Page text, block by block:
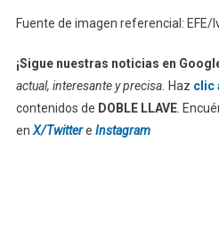
Fuente de imagen referencial: EFE/
¡Sigue nuestras noticias en
actual, interesante y precisa. Haz clic
contenidos de DOBLE LLAVE.
en X/Twittere Instagram